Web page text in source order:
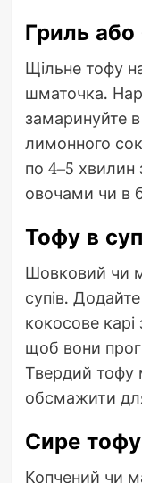
Гриль
Щільне тофу
шматочка.
замаринуйте в
лимонного
по 4–5
овочами чи в
Тофу в
Шовковий чи
супів.
кокосове карі
щоб вони
Твердий тофу
обсмажити
Сире
Копчений чи